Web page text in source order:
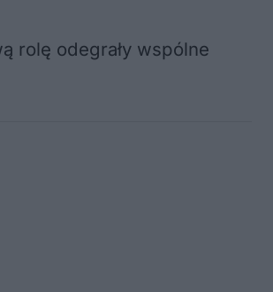
rolę odegrały wspólne